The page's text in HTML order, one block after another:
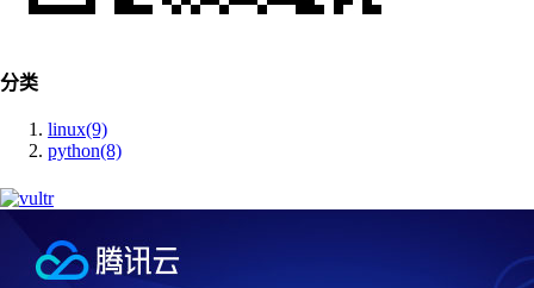
分类
linux(9)
python(8)